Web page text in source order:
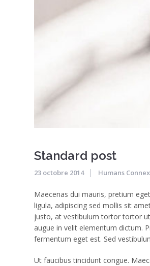
Standard post
23 octobre 2014 Humans
Maecenas dui mauris, pretium
ligula, adipiscing sed mollis sit
justo, at vestibulum tortor tortor
augue in velit elementum dictum.
fermentum eget est. Sed
Ut faucibus tincidunt congue.